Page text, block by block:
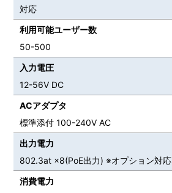
対応
利用可能ユーザー数
50-500
入力電圧
12-56V DC
ACアダプタ
標準添付 100-240V AC
出力電力
802.3at ×8(PoE出力) ※オプション対応
消費電力